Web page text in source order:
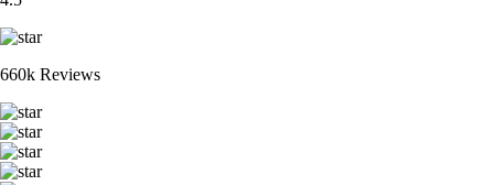
660k Reviews